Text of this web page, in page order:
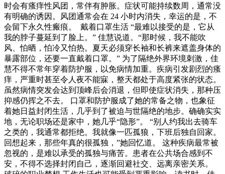
时会有瘙痒性风团，常伴有肿胀。症状可能持续数周，通常没
有明确的诱因。风团通常会在 24 小时内消失，幸运的是，不
会留下永久性瘢痕。 戴着口罩生活 “最难以接受的是，它从
我的脖子蔓延到了脸上。” 佳慧说道。“那时候，我不能吹
风、怕晒，怕冷又怕热。夏天必须穿长袖和长裤来遮盖身体的
暴露部位，还要一直戴着口罩。” 为了隔绝外界环境刺激，佳
慧不得不常年穿着防护服，以免病情加重。疾病引发剧烈的瘙
痒，严重时甚至令人夜不能寐，整天都处于高度紧张的状态。
虽然病情突发会达到顶峰后会消退，但即使症状消失，那种压
抑感仍挥之不去。 口罩和防护服成了她的常备之物，也象征
着她日益封闭生活，几乎到了被迫与世隔绝的地步。确确实实
地，无论职场还是家中，她几乎“隐形”。 “别人约我出去骑车
之类的，我通常都拒绝。我就像一匹孤狼，下班后独自回家。
回想起来，那些年真的很孤独，”她回忆道。 这种疾病最常被
忽视的，是难以承受的孤独与痛苦。患者在公共场合感到不
安，不得不选择封闭自己，逐渐回避社交、远离亲密关系。